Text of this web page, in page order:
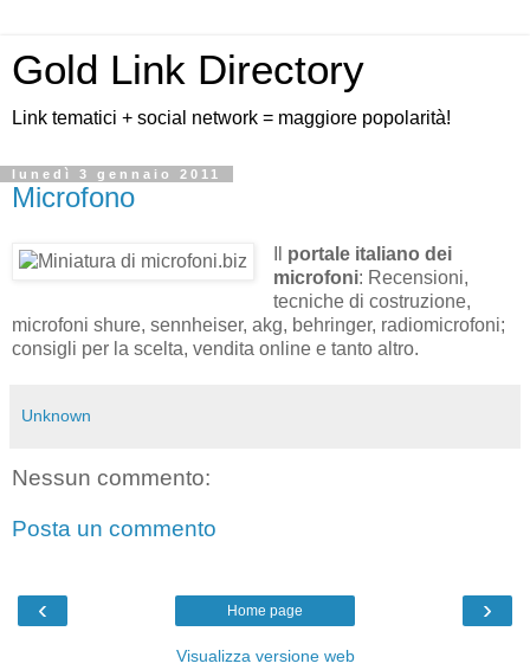
Gold Link Directory
Link tematici + social network = maggiore popolarità!
lunedì 3 gennaio 2011
Microfono
portale italiano dei
microfoni: Recensioni,
tecniche di costruzione,
microfoni shure, sennheiser, akg, behringer, radiomicrofoni;
consigli per la scelta, vendita online e tanto altro.
Unknown
Nessun commento:
Posta un commento
‹ ›
Home page
Visualizza versione web